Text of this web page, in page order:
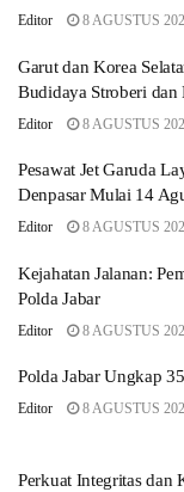
Editor 8 AGUSTUS
Garut dan Korea
Budidaya Stroberi dan
Editor 8 AGUSTUS
Pesawat Jet Garuda
Denpasar Mulai 14
Editor 8 AGUSTUS
Kejahatan Jalanan:
Polda Jabar
Editor 8 AGUSTUS
Polda Jabar Ungkap
Editor 8 AGUSTUS
Perkuat Integritas dan